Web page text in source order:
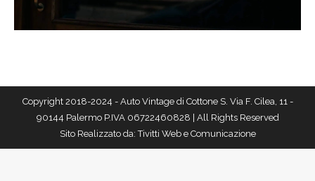
Copyright 2018-2024 - Auto Vintage di Cottone S. Via F. Cilea, 11 -
90144 Palermo P.IVA 06722460828 | All Rights Reserved
Sito Realizzato da:Tivitti Web e Comunicazione